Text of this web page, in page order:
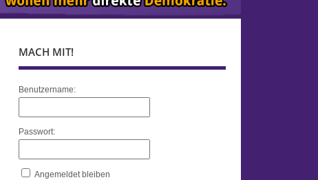
MACH MIT!
Benutzername:
Passwort:
Angemeldet bleiben